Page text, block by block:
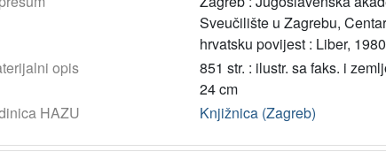
Sveučilište u Zagrebu,
hrvatsku povijest : Liber,
opis
851 str. : ilustr. sa faks. i
24 cm
HAZU
Knjižnica (Zagreb)